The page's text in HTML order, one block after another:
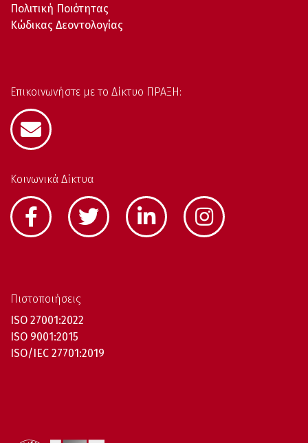
Πολιτική Ποιότητας
Κώδικας Δεοντολογίας
Επικοινωνήστε με το Δίκτυο ΠΡΑΞΗ:
Κοινωνικά Δίκτυα
Πιστοποιήσεις
ISO 27001:2022
ISO 9001:2015
ISO/IEC 27701:2019